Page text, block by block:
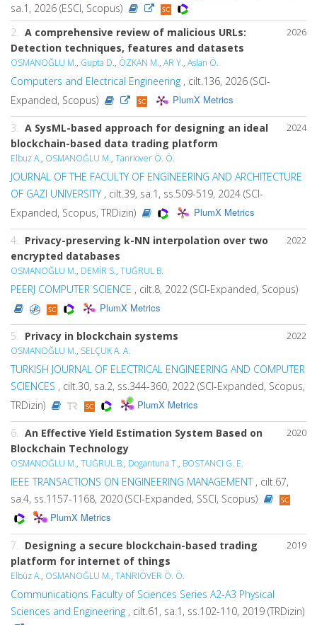
sa.1, 2026 (ESCI, Scopus)
2026
2. A comprehensive review of malicious URLs:
Detection techniques, features and datasets
OSMANOĞLU M., Gupta D., ÖZKAN M., AR Y., Aslan Ö.
Computers and Electrical Engineering , cilt.136, 2026 (SCI-
Expanded, Scopus)
PlumX Metrics
2024
3. A SysML-based approach for designing an ideal
blockchain-based data trading platform
Elbuz A., OSMANOĞLU M., Tanriover Ö. Ö.
JOURNAL OF THE FACULTY OF ENGINEERING AND ARCHITECTURE
OF GAZI UNIVERSITY , cilt.39, sa.1, ss.509-519, 2024 (SCI-
Expanded, Scopus, TRDizin)
PlumX Metrics
2022
4. Privacy-preserving k-NN interpolation over two
encrypted databases
OSMANOĞLU M., DEMİR S., TUĞRUL B.
PEERJ COMPUTER SCIENCE , cilt.8, 2022 (SCI-Expanded, Scopus)
PlumX Metrics
2022
5. Privacy in blockchain systems
OSMANOĞLU M., SELÇUK A. A.
TURKISH JOURNAL OF ELECTRICAL ENGINEERING AND COMPUTER
SCIENCES , cilt.30, sa.2, ss.344-360, 2022 (SCI-Expanded, Scopus,
TRDizin)
PlumX Metrics
2020
6. An Effective Yield Estimation System Based on
Blockchain Technology
OSMANOĞLU M., TUĞRUL B., Dogantuna T., BOSTANCI G. E.
IEEE TRANSACTIONS ON ENGINEERING MANAGEMENT, cilt.67,
sa.4, ss.1157-1168, 2020 (SCI-Expanded, SSCI, Scopus)
PlumX Metrics
2019
7. Designing a secure blockchain-based trading
platform for internet of things
Elbüz A., OSMANOĞLU M., TANRIÖVER Ö. Ö.
Communications Faculty of Sciences Series A2-A3 Physical
Sciences and Engineering , cilt.61, sa.1, ss.102-110, 2019 (TRDizin)